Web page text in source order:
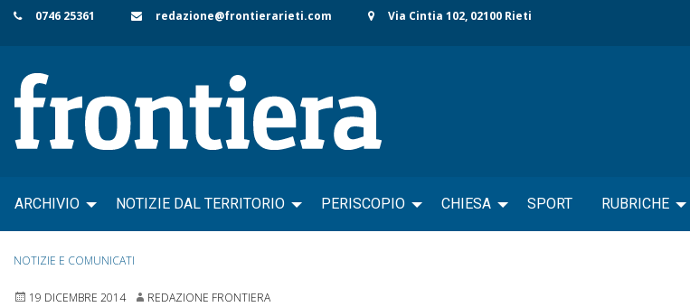
Skip
content
0746 25361 redazione@frontierarieti.com Via Cintia 102, 02100 Rieti
ARCHIVIO NOTIZIE DAL TERRITORIO PERISCOPIO CHIESA SPORT RUBRICHE
NOTIZIE E COMUNICATI
19 DICEMBRE 2014 REDAZIONE FRONTIERA